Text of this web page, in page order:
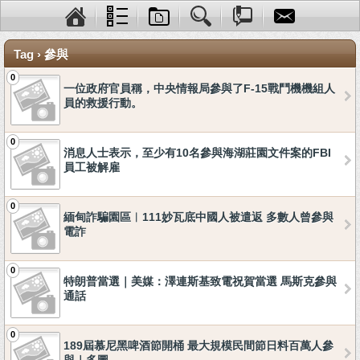
Tag › 參與
0
一位政府官員稱，中央情報局參與了F-15戰鬥機機組人
員的救援行動。
0
消息人士表示，至少有10名參與海湖莊園文件案的FBI
員工被解雇
0
緬甸詐騙園區︱111妙瓦底中國人被遣返 多數人曾參與
電詐
0
特朗普當選｜美媒：澤連斯基致電祝賀當選 馬斯克參與
通話
0
189屆慕尼黑啤酒節開桶 最大規模民間節日料百萬人參